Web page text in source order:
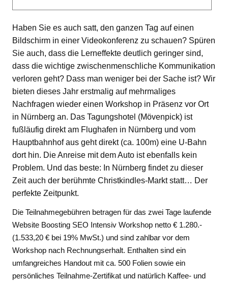
Haben Sie es auch satt, den ganzen Tag auf einen
Bildschirm in einer Videokonferenz zu schauen? Spüren
Sie auch, dass die Lerneffekte deutlich geringer sind,
dass die wichtige zwischenmenschliche Kommunikation
verloren geht? Dass man weniger bei der Sache ist? Wir
bieten dieses Jahr erstmalig auf mehrmaliges
Nachfragen wieder einen Workshop in Präsenz vor Ort
in Nürnberg an. Das Tagungshotel (Mövenpick) ist
fußläufig direkt am Flughafen in Nürnberg und vom
Hauptbahnhof aus geht direkt (ca. 100m) eine U-Bahn
dort hin. Die Anreise mit dem Auto ist ebenfalls kein
Problem. Und das beste: In Nürnberg findet zu dieser
Zeit auch der berühmte Christkindles-Markt statt… Der
perfekte Zeitpunkt.
Die Teilnahmegebühren betragen für das zwei Tage laufende
Website Boosting SEO Intensiv Workshop netto € 1.280.-
(1.533,20 € bei 19% MwSt.) und sind zahlbar vor dem
Workshop nach Rechnungserhalt. Enthalten sind ein
umfangreiches Handout mit ca. 500 Folien sowie ein
persönliches Teilnahme-Zertifikat und natürlich Kaffee- und